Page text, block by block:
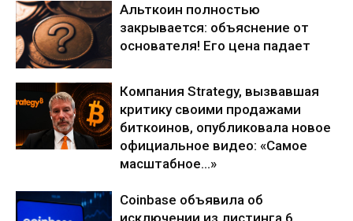
Альткоин полностью
закрывается: объяснение от
основателя! Его цена падает
Компания Strategy, вызвавшая
критику своими продажами
биткоинов, опубликовала новое
официальное видео: «Самое
масштабное…»
Coinbase объявила об
исключении из листинга 6